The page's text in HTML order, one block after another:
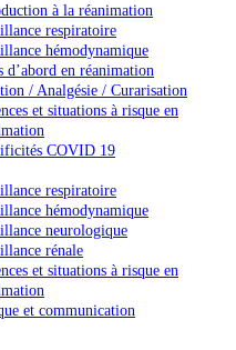
à la réanimation
respiratoire
hémodynamique
d’abord en réanimation
/ Analgésie / Curarisation
et situations à risque en
COVID 19
respiratoire
hémodynamique
neurologique
rénale
et situations à risque en
et communication